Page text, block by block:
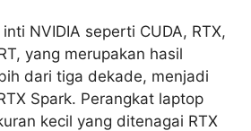
NVIDIA seperti CUDA, RTX,
yang merupakan hasil
dari tiga dekade, menjadi
Spark. Perangkat laptop
kecil yang ditenagai RTX